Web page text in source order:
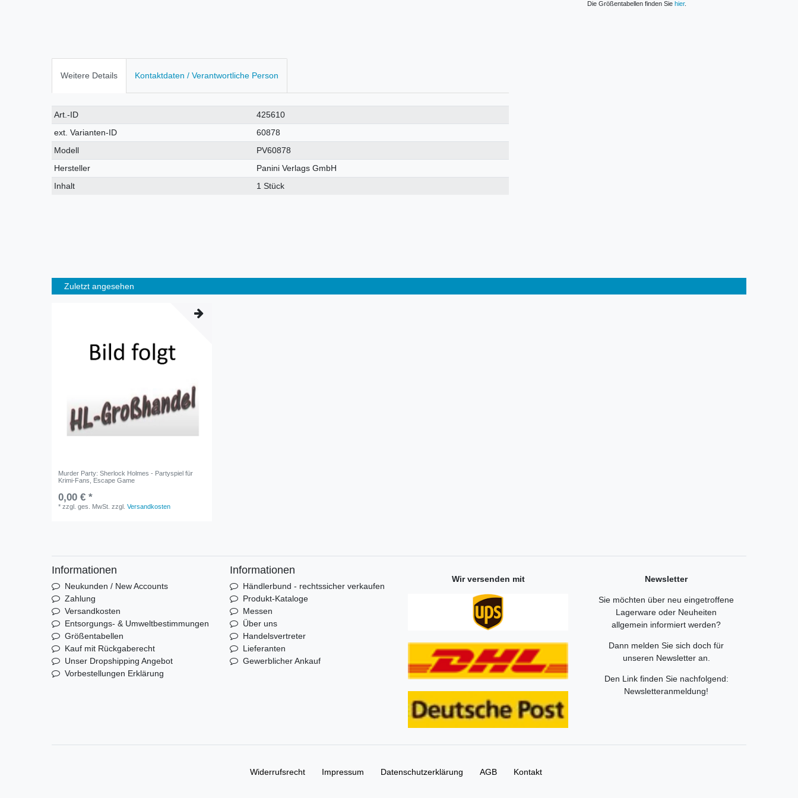
Die Größentabellen finden Sie hier.
Weitere Details Kontaktdaten / Verantwortliche Person
Technisches
Merkmal
Wert
Art.-ID
425610
ext. Varianten-ID
60878
Modell
PV60878
Hersteller
Panini Verlags GmbH
Inhalt
1 Stück
Zuletzt angesehen
Murder Party: Sherlock Holmes - Partyspiel für
Krimi-Fans, Escape Game
0,00 € *
*zzgl. ges. MwSt. zzgl.Versandkosten
Informationen
Neukunden / New Accounts
Zahlung
Versandkosten
Entsorgungs- & Umweltbestimmungen
Größentabellen
Kauf mit Rückgaberecht
Unser Dropshipping Angebot
Vorbestellungen Erklärung
Informationen
Händlerbund - rechtssicher verkaufen
Produkt-Kataloge
Messen
Über uns
Handelsvertreter
Lieferanten
Gewerblicher Ankauf
Wir versenden mit Newsletter
Sie möchten über neu eingetroffene
Lagerware oder Neuheiten
allgemein informiert werden?
Dann melden Sie sich doch für
unseren Newsletter an.
Den Link finden Sie nachfolgend:
Newsletteranmeldung!
Widerrufs­recht Impressum Daten­schutz­erklärung AGB Kontakt